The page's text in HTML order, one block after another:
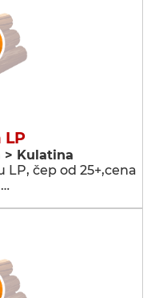
> Kulatina
čep od 25+,cena